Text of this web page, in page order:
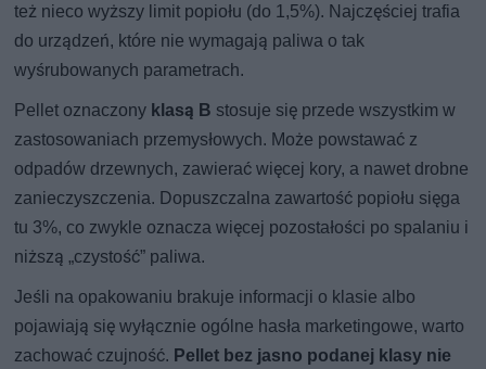
też nieco wyższy limit popiołu (do 1,5%). Najczęściej trafia
do urządzeń, które nie wymagają paliwa o tak
wyśrubowanych parametrach.
Pellet oznaczony klasą B stosuje się przede wszystkim w
zastosowaniach przemysłowych. Może powstawać z
odpadów drzewnych, zawierać więcej kory, a nawet drobne
zanieczyszczenia. Dopuszczalna zawartość popiołu sięga
tu 3%, co zwykle oznacza więcej pozostałości po spalaniu i
niższą „czystość” paliwa.
Jeśli na opakowaniu brakuje informacji o klasie albo
pojawiają się wyłącznie ogólne hasła marketingowe, warto
zachować czujność. Pellet bez jasno podanej klasy nie